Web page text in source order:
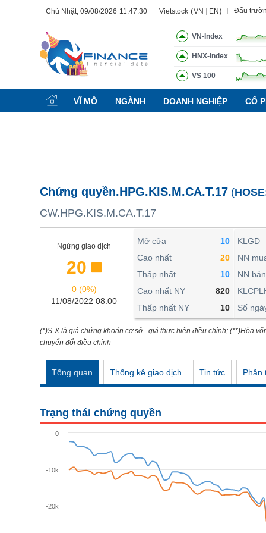
Chủ Nhật, 09/08/2026 11:47:31 Vietstock (VN EN) Đấu
VN-Index
HNX-Index
VS 100
VĨ MÔ NGÀNH DOANH NGHIỆP CỔ
Chứng quyền.HPG.KIS.M.CA.T.17 (
CW.HPG.KIS.M.CA.T.17
Ngừng giao dịch
20
0 (0%)
11/08/2022 08:00
Mở cửa
10
Cao nhất
20
Thấp nhất
10
Cao nhất NY
820
Thấp nhất NY
10
KLGD
NN
NN bán
Số
(*)S-X là giá chứng khoán cơ sở - giá thực hiện điều chỉnh; (**)Hòa
chuyển đổi điều chỉnh
Tổng quan Thống kê giao dịch Tin tức Phân
Trạng thái chứng quyền
-20k
-10k
0
Tính năng Ngành Mã chứng khoán Lãnh
BẤT ĐỘNG SẢN
TÀI CHÍNH
KINH TẾ
THẾ GIỚI
ĐÔNG DƯƠNG
PHÂN TÍCH
VS-SECTOR
NGUYÊN VẬT LIỆU
CÔNG NGHIỆP
TIÊU DÙNG KHÔNG THIẾT YẾU